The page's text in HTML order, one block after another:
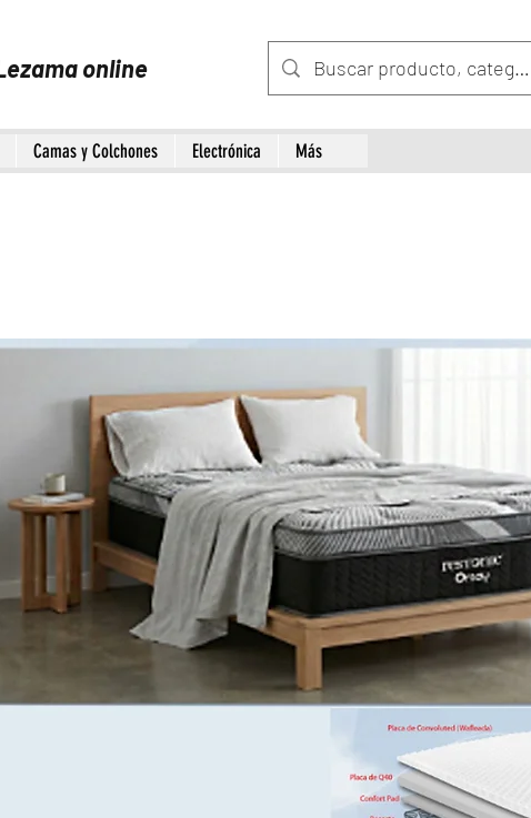
online
Camas y Colchones Electrónica Más